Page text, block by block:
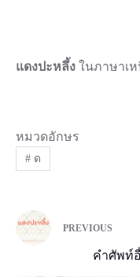
แดงปะหลึ้ง ในภาษาเ
หมวดอักษร
#ด
PREVIOUS
คำศัพท์